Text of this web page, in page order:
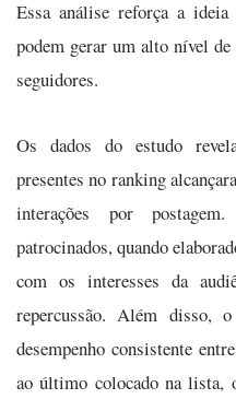
Essa análise reforça a ideia
podem gerar um alto nível de
seguidores.
Os dados do estudo
presentes no ranking
interações por
patrocinados, quando
com os interesses da
repercussão. Além disso,
desempenho consistente
ao último colocado na lista,